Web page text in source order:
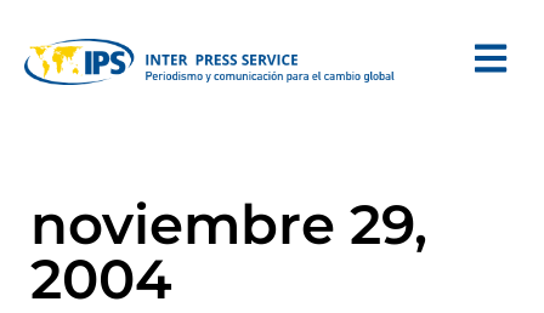
noviembre 29,
2004